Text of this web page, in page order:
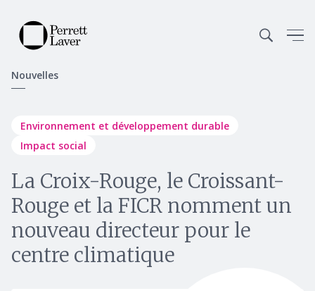
Nouvelles
Environnement et développement durable
Impact social
La Croix-Rouge, le Croissant-
Rouge et la FICR nomment un
nouveau directeur pour le
centre climatique